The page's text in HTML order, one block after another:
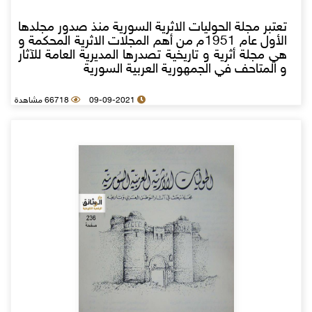
تعتبر مجلة الحوليات الاثرية السورية منذ صدور مجلدها
الأول عام 1951م من أهم المجلات الاثرية المحكمة و
هي مجلة أثرية و تاريخية تصدرها المديرية العامة للآثار
و المتاحف في الجمهورية العربية السورية
09-09-2021 66718 مشاهدة